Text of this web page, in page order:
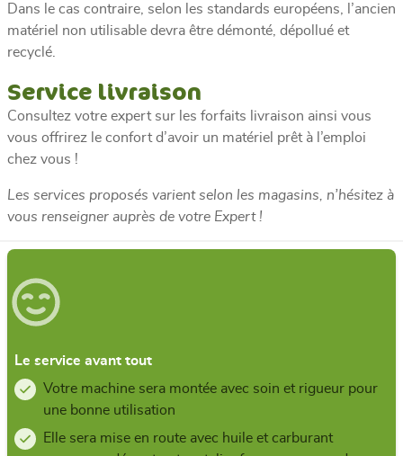
Dans le cas contraire, selon les standards européens, l’ancien
matériel non utilisable devra être démonté, dépollué et
recyclé.
Service livraison
Consultez votre expert sur les forfaits livraison ainsi vous
vous offrirez le confort d’avoir un matériel prêt à l’emploi
chez vous !
Les services proposés varient selon les magasins, n’hésitez à
vous renseigner auprès de votre Expert !
Le service avant tout
Votre machine sera montée avec soin et rigueur pour
une bonne utilisation
Elle sera mise en route avec huile et carburant